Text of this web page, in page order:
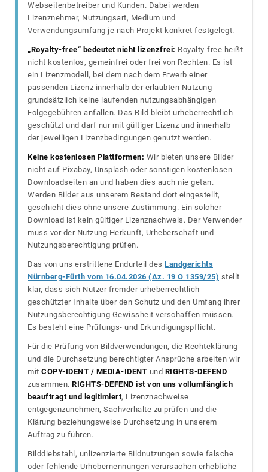
Webseitenbetreiber und Kunden. Dabei werden
Lizenznehmer, Nutzungsart, Medium und
Verwendungsumfang je nach Projekt konkret festgelegt.
„Royalty-free“ bedeutet nicht lizenzfrei: Royalty-free heißt
nicht kostenlos, gemeinfrei oder frei von Rechten. Es ist
ein Lizenzmodell, bei dem nach dem Erwerb einer
passenden Lizenz innerhalb der erlaubten Nutzung
grundsätzlich keine laufenden nutzungsabhängigen
Folgegebühren anfallen. Das Bild bleibt urheberrechtlich
geschützt und darf nur mit gültiger Lizenz und innerhalb
der jeweiligen Lizenzbedingungen genutzt werden.
Keine kostenlosen Plattformen: Wir bieten unsere Bilder
nicht auf Pixabay, Unsplash oder sonstigen kostenlosen
Downloadseiten an und haben dies auch nie getan.
Werden Bilder aus unserem Bestand dort eingestellt,
geschieht dies ohne unsere Zustimmung. Ein solcher
Download ist kein gültiger Lizenznachweis. Der Verwender
muss vor der Nutzung Herkunft, Urheberschaft und
Nutzungsberechtigung prüfen.
Das von uns erstrittene Endurteil des Landgerichts
Nürnberg-Fürth vom 16.04.2026 (Az. 19 O 1359/25) stellt
klar, dass sich Nutzer fremder urheberrechtlich
geschützter Inhalte über den Schutz und den Umfang ihrer
Nutzungsberechtigung Gewissheit verschaffen müssen.
Es besteht eine Prüfungs- und Erkundigungspflicht.
Für die Prüfung von Bildverwendungen, die Rechteklärung
und die Durchsetzung berechtigter Ansprüche arbeiten wir
mit COPY-IDENT / MEDIA-IDENT und RIGHTS-DEFEND
zusammen. RIGHTS-DEFEND ist von uns vollumfänglich
beauftragt und legitimiert, Lizenznachweise
entgegenzunehmen, Sachverhalte zu prüfen und die
Klärung beziehungsweise Durchsetzung in unserem
Auftrag zu führen.
Bilddiebstahl, unlizenzierte Bildnutzungen sowie falsche
oder fehlende Urhebernennungen verursachen erhebliche